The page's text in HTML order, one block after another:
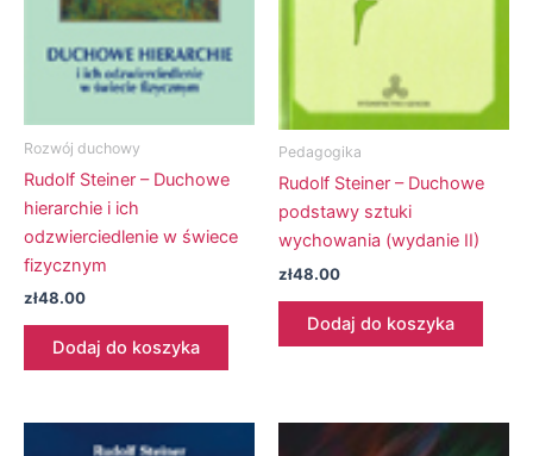
Rozwój duchowy
Rudolf Steiner – Duchowe
hierarchie i ich
odzwierciedlenie w świece
fizycznym
zł48.00
Dodaj do koszyka
Pedagogika
Rudolf Steiner – Duchowe
podstawy sztuki
wychowania (wydanie II)
zł48.00
Dodaj do koszyka